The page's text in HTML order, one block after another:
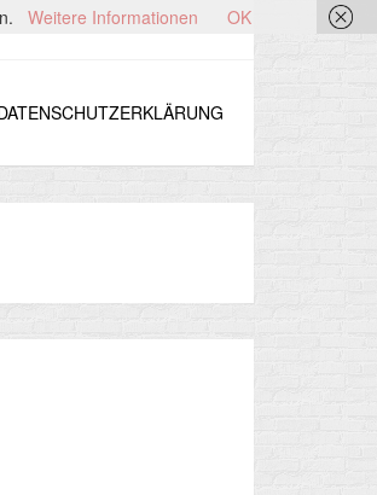
Weitere Informationen OK